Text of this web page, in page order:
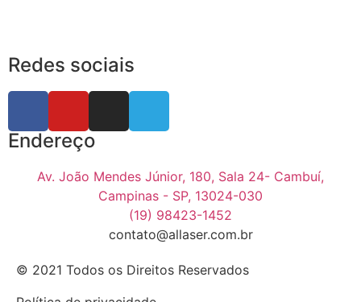
Redes sociais
Endereço
Av. João Mendes Júnior, 180, Sala 24- Cambuí,
Campinas - SP, 13024-030
(19) 98423-1452
contato@allaser.com.br
© 2021 Todos os Direitos Reservados